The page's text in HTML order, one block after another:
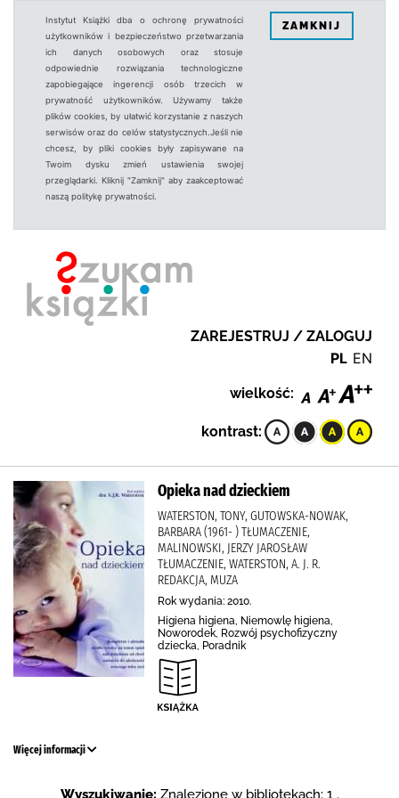
Instytut Książki dba o ochronę prywatności
użytkowników i bezpieczeństwo przetwarzania
ich danych osobowych oraz stosuje
odpowiednie rozwiązania technologiczne
zapobiegające ingerencji osób trzecich w
prywatność użytkowników. Używamy także
plików cookies, by ułatwić korzystanie z naszych
serwisów oraz do celów statystycznych.Jeśli nie
chcesz, by pliki cookies były zapisywane na
Twoim dysku zmień ustawienia swojej
przeglądarki. Kliknij "Zamknij" aby zaakceptować
naszą politykę prywatności.
ZAMKNIJ
ZAREJESTRUJ / ZALOGUJ
PL EN
wielkość:
kontrast:
Opieka nad dzieckiem
WATERSTON, TONY, GUTOWSKA-NOWAK,
BARBARA (1961- ) TŁUMACZENIE,
MALINOWSKI, JERZY JAROSŁAW
TŁUMACZENIE, WATERSTON, A. J. R.
REDAKCJA, MUZA
Rok wydania: 2010.
Higiena higiena, Niemowlę higiena,
Noworodek, Rozwój psychofizyczny
dziecka, Poradnik
Więcej informacji
Wyszukiwanie: Znalezione w bibliotekach: 1 .